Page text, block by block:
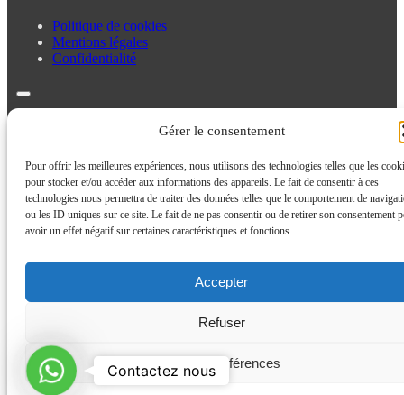
Gérer le consentement
Pour offrir les meilleures expériences, nous utilisons des technologies telles que les
pour stocker et/ou accéder aux informations des appareils. Le fait de consentir à ces
technologies nous permettra de traiter des données telles que le comportement de
ou les ID uniques sur ce site. Le fait de ne pas consentir ou de retirer son consentement
avoir un effet négatif sur certaines caractéristiques et fonctions.
Accepter
Refuser
Voir les préférences
Politique de cookies
Mentions légales
Confidentialité
Contactez
nous
Contactez nous